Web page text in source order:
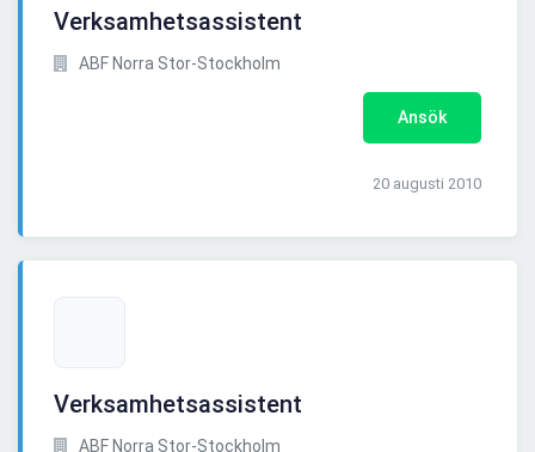
Verksamhetsassistent
ABF Norra Stor-Stockholm
Ansök
20 augusti 2010
Verksamhetsassistent
ABF Norra Stor-Stockholm